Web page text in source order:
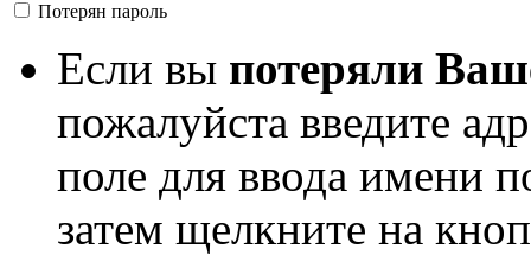
Потерян пароль
Если вы потеряли
пожалуйста введите
поле для ввода имени
затем щелкните на